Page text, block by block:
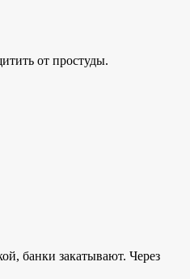
от простуды.
банки закатывают. Через